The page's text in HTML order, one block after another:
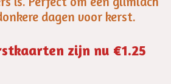
dagen voor kerst.
zijn nu €1.25